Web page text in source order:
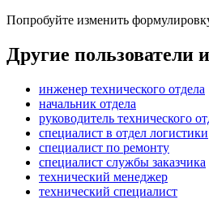
Попробуйте изменить
Другие пользователи
инженер технического отдела
начальник отдела
руководитель технического
специалист в отдел логистики
специалист по ремонту
специалист службы заказчика
технический менеджер
технический специалист